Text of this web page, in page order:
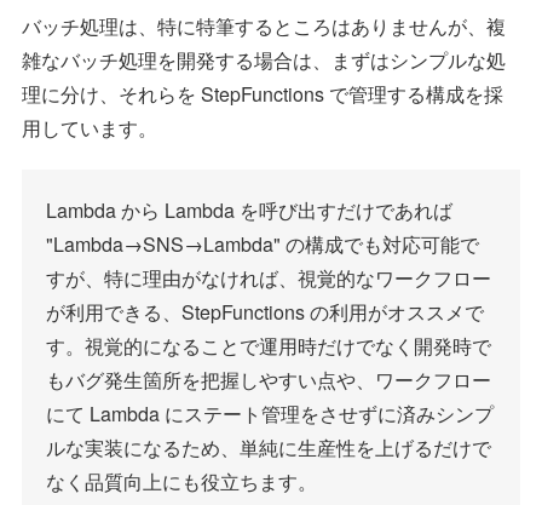
バッチ処理は、特に特筆するところはありませんが、複
雑なバッチ処理を開発する場合は、まずはシンプルな処
理に分け、それらを StepFunctions で管理する構成を採
用しています。
Lambda から Lambda を呼び出すだけであれば
"Lambda→SNS→Lambda" の構成でも対応可能で
すが、特に理由がなければ、視覚的なワークフロー
が利用できる、StepFunctions の利用がオススメで
す。視覚的になることで運用時だけでなく開発時で
もバグ発生箇所を把握しやすい点や、ワークフロー
にて Lambda にステート管理をさせずに済みシンプ
ルな実装になるため、単純に生産性を上げるだけで
なく品質向上にも役立ちます。